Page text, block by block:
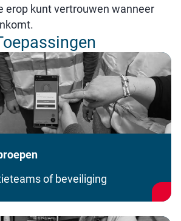
erop kunt vertrouwen wanneer
of beveiliging